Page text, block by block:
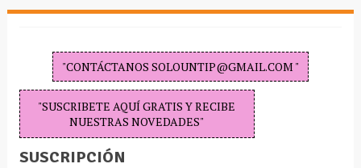
"CONTÁCTANOS SOLOUNTIP@GMAIL.COM "
"SUSCRIBETE AQUÍ GRATIS Y RECIBE
NUESTRAS NOVEDADES"
SUSCRIPCIÓN